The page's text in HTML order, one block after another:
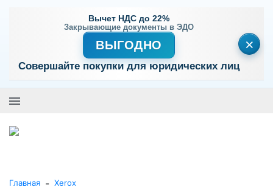
Вычет НДС до 22%
Закрывающие документы в ЭДО
ВЫГОДНО
Совершайте покупки для юридических лиц
×
Главная - Xerox